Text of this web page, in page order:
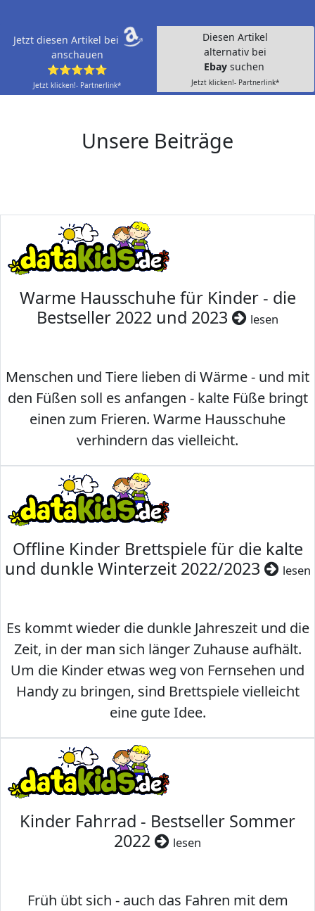
Jetzt diesen Artikel bei
anschauen
⭐⭐⭐⭐⭐
Jetzt klicken!- Partnerlink*
Diesen Artikel
alternativ bei
Ebay suchen
Jetzt klicken!- Partnerlink*
Unsere Beiträge
Warme Hausschuhe für Kinder - die
Bestseller 2022 und 2023
lesen
Menschen und Tiere lieben di Wärme - und mit
den Füßen soll es anfangen - kalte Füße bringt
einen zum Frieren. Warme Hausschuhe
verhindern das vielleicht.
Offline Kinder Brettspiele für die kalte
und dunkle Winterzeit 2022/2023
lesen
Es kommt wieder die dunkle Jahreszeit und die
Zeit, in der man sich länger Zuhause aufhält.
Um die Kinder etwas weg von Fernsehen und
Handy zu bringen, sind Brettspiele vielleicht
eine gute Idee.
Kinder Fahrrad - Bestseller Sommer
2022
lesen
Früh übt sich - auch das Fahren mit dem